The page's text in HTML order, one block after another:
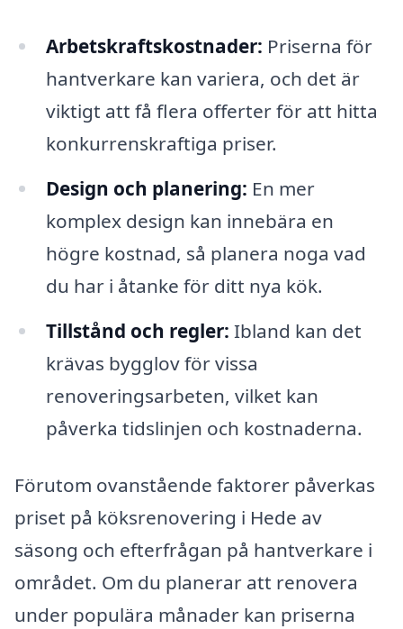
Arbetskraftskostnader: Priserna för
hantverkare kan variera, och det är
viktigt att få flera offerter för att hitta
konkurrenskraftiga priser.
Design och planering: En mer
komplex design kan innebära en
högre kostnad, så planera noga vad
du har i åtanke för ditt nya kök.
Tillstånd och regler: Ibland kan det
krävas bygglov för vissa
renoveringsarbeten, vilket kan
påverka tidslinjen och kostnaderna.
Förutom ovanstående faktorer påverkas
priset på köksrenovering i Hede av
säsong och efterfrågan på hantverkare i
området. Om du planerar att renovera
under populära månader kan priserna